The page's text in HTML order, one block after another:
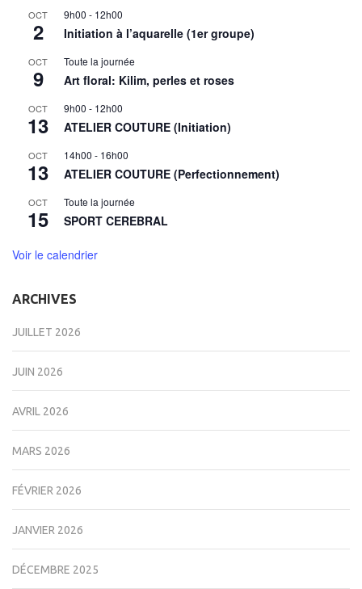
OCT
2
9h00 - 12h00
Initiation à l’aquarelle (1er groupe)
OCT
9
Toute la journée
Art floral: Kilim, perles et roses
OCT
13
9h00 - 12h00
ATELIER COUTURE (Initiation)
OCT
13
14h00 - 16h00
ATELIER COUTURE (Perfectionnement)
OCT
15
Toute la journée
SPORT CEREBRAL
Voir le calendrier
ARCHIVES
JUILLET 2026
JUIN 2026
AVRIL 2026
MARS 2026
FÉVRIER 2026
JANVIER 2026
DÉCEMBRE 2025